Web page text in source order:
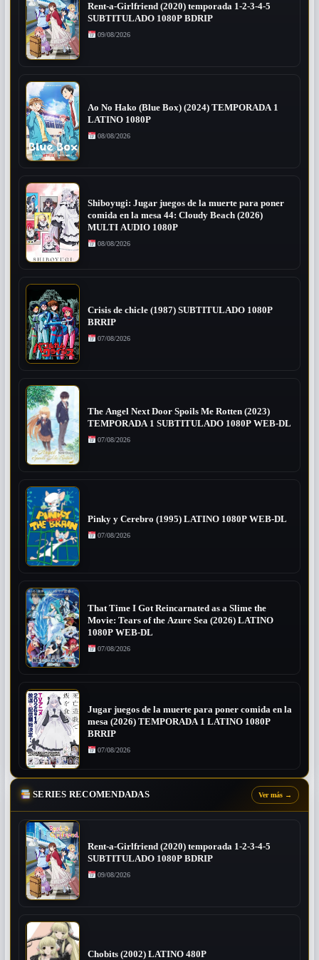
Rent-a-Girlfriend (2020) temporada 1-2-3-4-5
SUBTITULADO 1080P BDRIP
09/08/2026
Ao No Hako (Blue Box) (2024) TEMPORADA 1
LATINO 1080P
08/08/2026
Shiboyugi: Jugar juegos de la muerte para poner
comida en la mesa 44: Cloudy Beach (2026)
MULTI AUDIO 1080P
08/08/2026
Crisis de chicle (1987) SUBTITULADO 1080P
BRRIP
07/08/2026
The Angel Next Door Spoils Me Rotten (2023)
TEMPORADA 1 SUBTITULADO 1080P WEB-DL
07/08/2026
Pinky y Cerebro (1995) LATINO 1080P WEB-DL
07/08/2026
That Time I Got Reincarnated as a Slime the
Movie: Tears of the Azure Sea (2026) LATINO
1080P WEB-DL
07/08/2026
Jugar juegos de la muerte para poner comida en la
mesa (2026) TEMPORADA 1 LATINO 1080P
BRRIP
07/08/2026
SERIES RECOMENDADAS Ver más →
Rent-a-Girlfriend (2020) temporada 1-2-3-4-5
SUBTITULADO 1080P BDRIP
09/08/2026
Chobits (2002) LATINO 480P